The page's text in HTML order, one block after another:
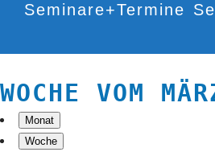
Seminare+Termine
WOCHE VOM
Monat
Woche